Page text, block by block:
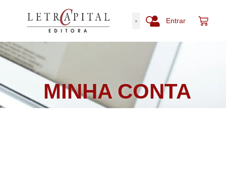
Entrar
MINHA CONTA